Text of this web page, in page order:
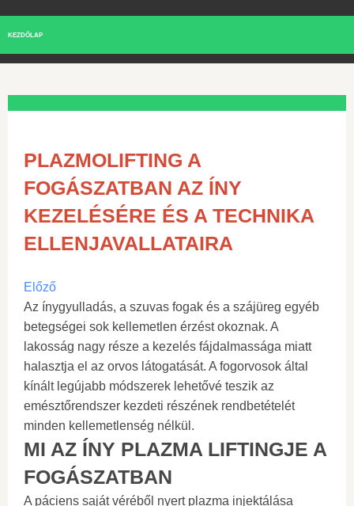
KEZDŐLAP
PLAZMOLIFTING A
FOGÁSZATBAN AZ ÍNY
KEZELÉSÉRE ÉS A TECHNIKA
ELLENJAVALLATAIRA
Előző
Az ínygyulladás, a szuvas fogak és a szájüreg egyéb
betegségei sok kellemetlen érzést okoznak. A
lakosság nagy része a kezelés fájdalmassága miatt
halasztja el az orvos látogatását. A fogorvosok által
kínált legújabb módszerek lehetővé teszik az
emésztőrendszer kezdeti részének rendbetételét
minden kellemetlenség nélkül.
MI AZ ÍNY PLAZMA LIFTINGJE A
FOGÁSZATBAN
A páciens saját véréből nyert plazma injektálása